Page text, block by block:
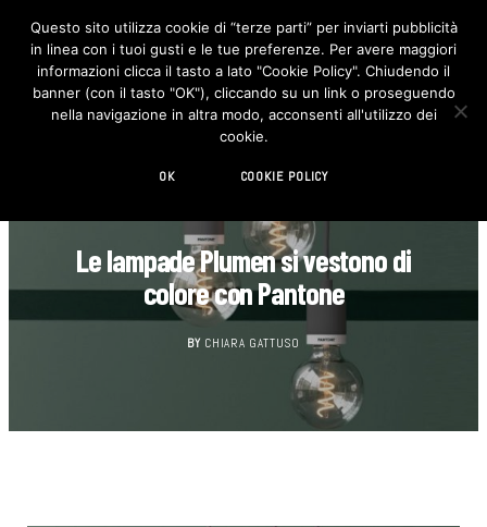
F
c
e
b
o
I
n
s
t
Le lampade Plumen si vestono di
colore con Pantone
BY CHIARA GATTUSO
Questo sito utilizza cookie di “terze parti” per inviarti pubblicità
in linea con i tuoi gusti e le tue preferenze. Per avere maggiori
informazioni clicca il tasto a lato "Cookie Policy". Chiudendo il
banner (con il tasto "OK"), cliccando su un link o proseguendo
nella navigazione in altra modo, acconsenti all'utilizzo dei
cookie.
OK COOKIE POLICY